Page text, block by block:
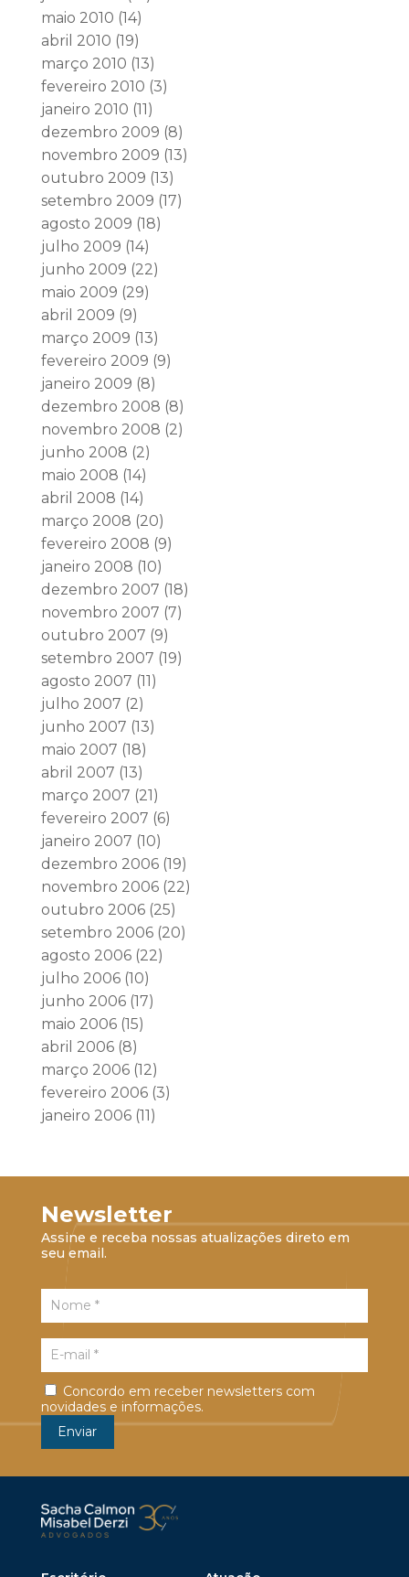
maio 2010 (14)
abril 2010 (19)
março 2010 (13)
fevereiro 2010 (3)
janeiro 2010 (11)
dezembro 2009 (8)
novembro 2009 (13)
outubro 2009 (13)
setembro 2009 (17)
agosto 2009 (18)
julho 2009 (14)
junho 2009 (22)
maio 2009 (29)
abril 2009 (9)
março 2009 (13)
fevereiro 2009 (9)
janeiro 2009 (8)
dezembro 2008 (8)
novembro 2008 (2)
junho 2008 (2)
maio 2008 (14)
abril 2008 (14)
março 2008 (20)
fevereiro 2008 (9)
janeiro 2008 (10)
dezembro 2007 (18)
novembro 2007 (7)
outubro 2007 (9)
setembro 2007 (19)
agosto 2007 (11)
julho 2007 (2)
junho 2007 (13)
maio 2007 (18)
abril 2007 (13)
março 2007 (21)
fevereiro 2007 (6)
janeiro 2007 (10)
dezembro 2006(19)
novembro 2006(22)
outubro 2006(25)
setembro 2006(20)
agosto 2006(22)
julho 2006(10)
junho 2006(17)
maio 2006(15)
abril 2006(8)
março 2006(12)
fevereiro 2006(3)
janeiro 2006(11)
Newsletter
Assine e receba nossas atualizações direto em
seu email.
Concordo em receber newsletters com
novidades e informações.